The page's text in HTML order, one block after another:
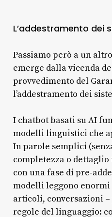
L’addestramento dei
Passiamo però a un
emerge dalla vicenda
provvedimento del
l’addestramento dei
I chatbot basati su AI
modelli linguistici che
In parole semplici
completezza o
con una fase di pre-
modelli leggono
articoli, conversazioni
regole del linguaggio: